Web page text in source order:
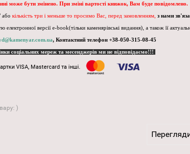
може бути змінено. При зміні вартості книжок, Вам буде повідомлено.
або кількість три і меньше то просимо Вас, перед замовленням, з нами
версії e-book(тільки каменярівські видання), а також її
, Контактний телефон +38-050-315-08-45
соціальних мереж та месенджерів ми не відповідаємо!!!
VISA, Mastercard та інші.
)